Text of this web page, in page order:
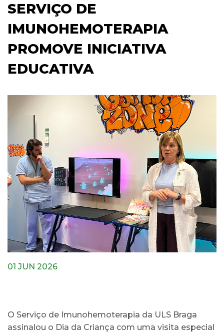
SERVIÇO DE
IMUNOHEMOTERAPIA
PROMOVE INICIATIVA
EDUCATIVA
01 JUN 2026
O Serviço de Imunohemoterapia da ULS Braga
assinalou o Dia da Criança com uma visita especial